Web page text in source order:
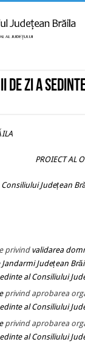
zi a sedintei
BRĂILA
ORDINII
Județean
privind validarea
Județean
al Consiliului
privind aprobarea
al Consiliului
privind aprobarea
al Consiliului